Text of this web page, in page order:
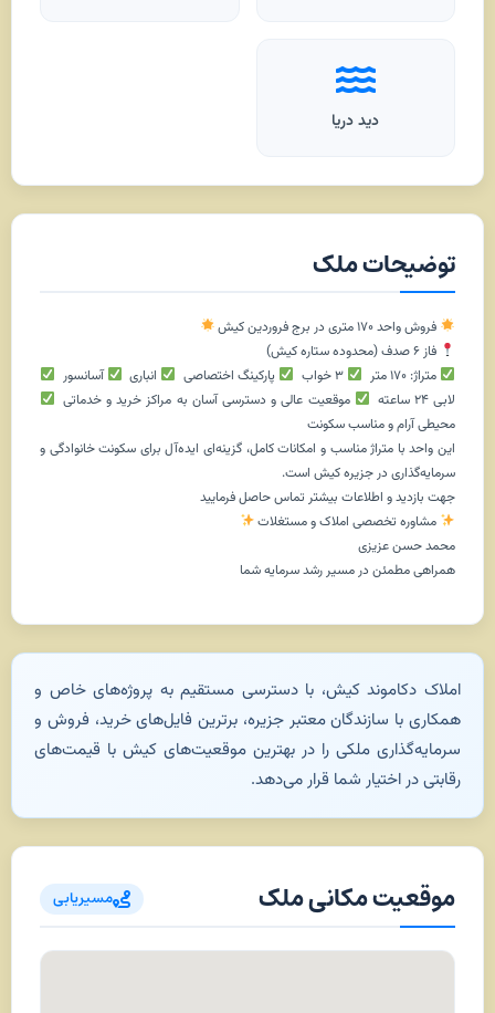
دید دریا
توضیحات ملک
فروش واحد ۱۷۰ متری در برج فروردین کیش
فاز ۶ صدف (محدوده ستاره کیش)
متراژ: ۱۷۰ متر
پارکینگ اختصاصی انباری
آسانسور
لابی ۲۴ ساعته
موقعیت عالی و دسترسی آسان به مراکز خرید و خدماتی
محیطی آرام و مناسب سکونت
این واحد با متراژ مناسب و امکانات کامل، گزینه‌ای ایده‌آل برای سکونت خانوادگی و
سرمایه‌گذاری در جزیره کیش است.
جهت بازدید و اطلاعات بیشتر تماس حاصل فرمایید
مشاوره تخصصی املاک و مستغلات
محمد حسن عزیزی
همراهی مطمئن در مسیر رشد سرمایه شما
املاک دکاموند کیش، با دسترسی مستقیم به پروژه‌های خاص و
همکاری با سازندگان معتبر جزیره، برترین فایل‌های خرید، فروش و
سرمایه‌گذاری ملکی را در بهترین موقعیت‌های کیش با قیمت‌های
رقابتی در اختیار شما قرار می‌دهد.
موقعیت مکانی ملک مسیریابی